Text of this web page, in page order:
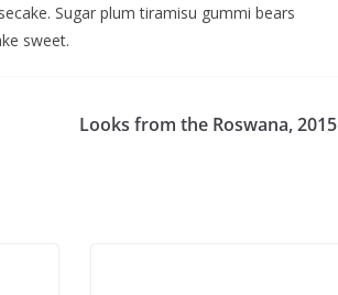
Sugar plum tiramisu gummi bears
sweet.
Looks from the Roswana, 2015